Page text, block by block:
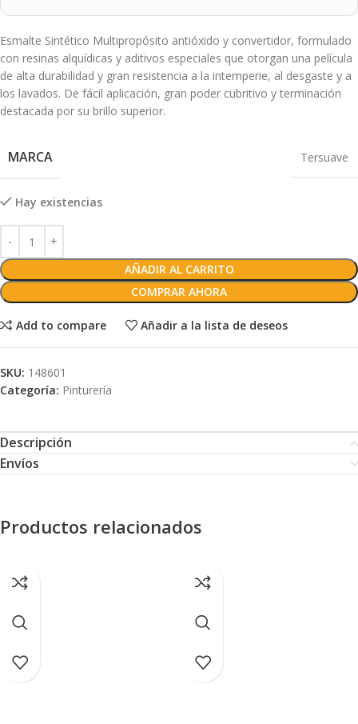
Esmalte Sintético Multipropósito antióxido y convertidor, formulado
con resinas alquídicas y aditivos especiales que otorgan una película
de alta durabilidad y gran resistencia a la intemperie, al desgaste y a
los lavados. De fácil aplicación, gran poder cubritivo y terminación
destacada por su brillo superior.
MARCA Tersuave
Hay existencias
AÑADIR AL CARRITO
COMPRAR AHORA
Add to compare Añadir a la lista de deseos
SKU: 148601
Categoría: Pinturería
Descripción
Envíos
Productos relacionados